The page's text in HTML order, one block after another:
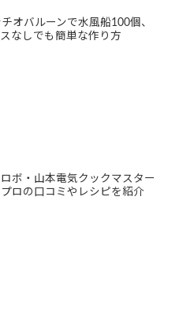
オバルーンで水風船100個、
なしでも簡単な作り方
ボ・山本電気クックマスター
ロの口コミやレシピを紹介